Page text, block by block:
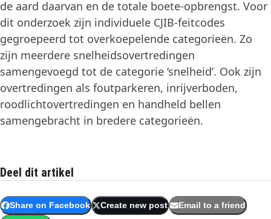
de aard daarvan en de totale boete-opbrengst. Voor
dit onderzoek zijn individuele CJIB-feitcodes
gegroepeerd tot overkoepelende categorieën. Zo
zijn meerdere snelheidsovertredingen
samengevoegd tot de categorie ‘snelheid’. Ook zijn
overtredingen als foutparkeren, inrijverboden,
roodlichtovertredingen en handheld bellen
samengebracht in bredere categorieën.
Deel dit artikel
Share on Facebook Create new post Email to a friend